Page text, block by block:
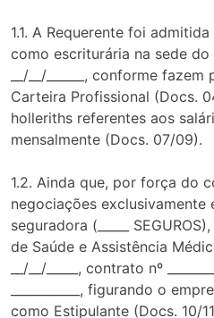
1.1. A Requerente foi
como escriturária na sede do
__/__/______, conforme
Carteira Profissional (Docs.
holleriths referentes aos
mensalmente (Docs. 07/09).
1.2. Ainda que, por força do
negociações exclusivamente
seguradora (_____
de Saúde e Assistência
__/__/_____, contrato nº
___________, figurando o
como Estipulante (Docs. 10/